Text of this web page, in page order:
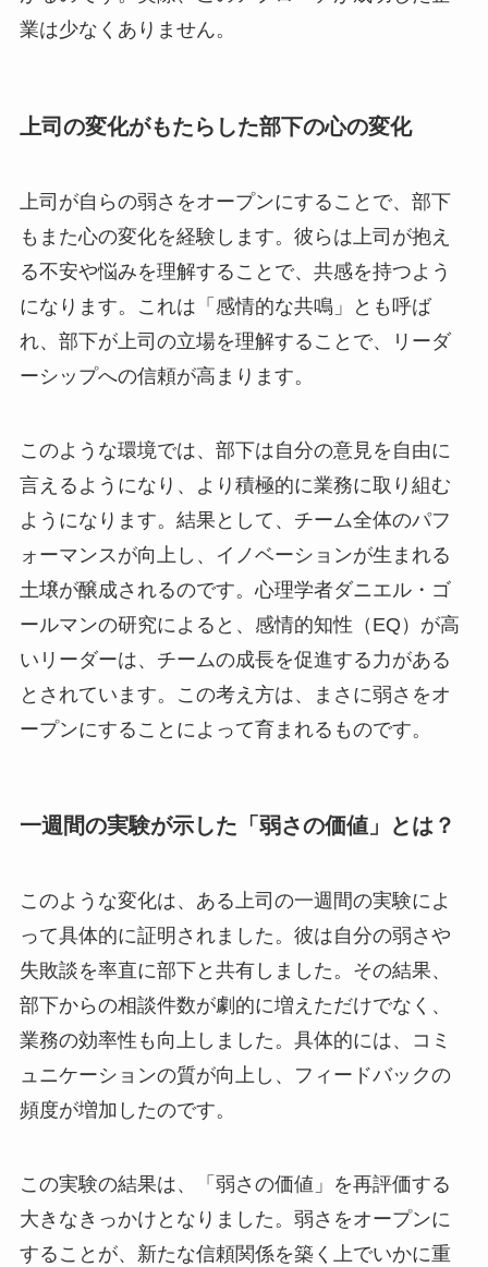
業は少なくありません。
上司の変化がもたらした部下の心の変化
上司が自らの弱さをオープンにすることで、部下
もまた心の変化を経験します。彼らは上司が抱え
る不安や悩みを理解することで、共感を持つよう
になります。これは「感情的な共鳴」とも呼ば
れ、部下が上司の立場を理解することで、リーダ
ーシップへの信頼が高まります。
このような環境では、部下は自分の意見を自由に
言えるようになり、より積極的に業務に取り組む
ようになります。結果として、チーム全体のパフ
ォーマンスが向上し、イノベーションが生まれる
土壌が醸成されるのです。心理学者ダニエル・ゴ
ールマンの研究によると、感情的知性（EQ）が高
いリーダーは、チームの成長を促進する力がある
とされています。この考え方は、まさに弱さをオ
ープンにすることによって育まれるものです。
一週間の実験が示した「弱さの価値」とは？
このような変化は、ある上司の一週間の実験によ
って具体的に証明されました。彼は自分の弱さや
失敗談を率直に部下と共有しました。その結果、
部下からの相談件数が劇的に増えただけでなく、
業務の効率性も向上しました。具体的には、コミ
ュニケーションの質が向上し、フィードバックの
頻度が増加したのです。
この実験の結果は、「弱さの価値」を再評価する
大きなきっかけとなりました。弱さをオープンに
することが、新たな信頼関係を築く上でいかに重